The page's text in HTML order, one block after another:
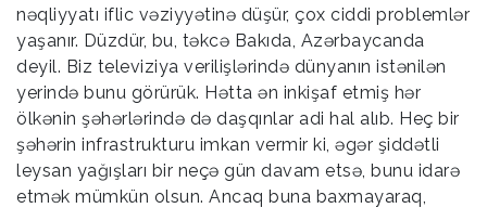
nəqliyyatı iflic vəziyyətinə düşür, çox ciddi problemlər
yaşanır. Düzdür, bu, təkcə Bakıda, Azərbaycanda
deyil. Biz televiziya verilişlərində dünyanın istənilən
yerində bunu görürük. Hətta ən inkişaf etmiş hər
ölkənin şəhərlərində də daşqınlar adi hal alıb. Heç bir
şəhərin infrastrukturu imkan vermir ki, əgər şiddətli
leysan yağışları bir neçə gün davam etsə, bunu idarə
etmək mümkün olsun. Ancaq buna baxmayaraq,